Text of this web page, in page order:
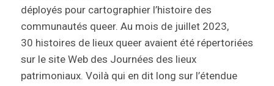
déployés pour cartographier l’histoire des
communautés queer. Au mois de juillet 2023,
30 histoires de lieux queer avaient été répertoriées
sur le site Web des Journées des lieux
patrimoniaux. Voilà qui en dit long sur l’étendue